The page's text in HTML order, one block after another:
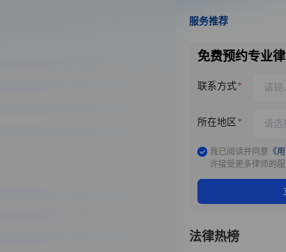
服务推荐
免费预约专业
联系方式
所在地区
我已阅读并同意 《
许接受更多律师的
法律热榜